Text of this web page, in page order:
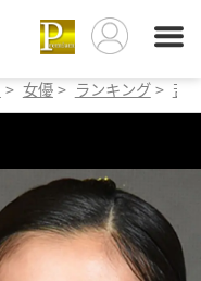
> 女優 > ランキング > 苦